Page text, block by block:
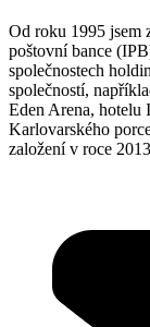
Od roku 1995 jsem
poštovní bance
společnostech
společností,
Eden Arena, hotelu
Karlovarského
založení v roce